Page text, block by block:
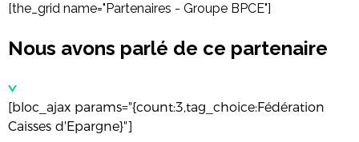
[the_grid name="Partenaires - Groupe BPCE"]
Nous avons parlé de ce partenaire
[bloc_ajax params="{count:3,tag_choice:Fédération
Caisses d'Epargne}"]